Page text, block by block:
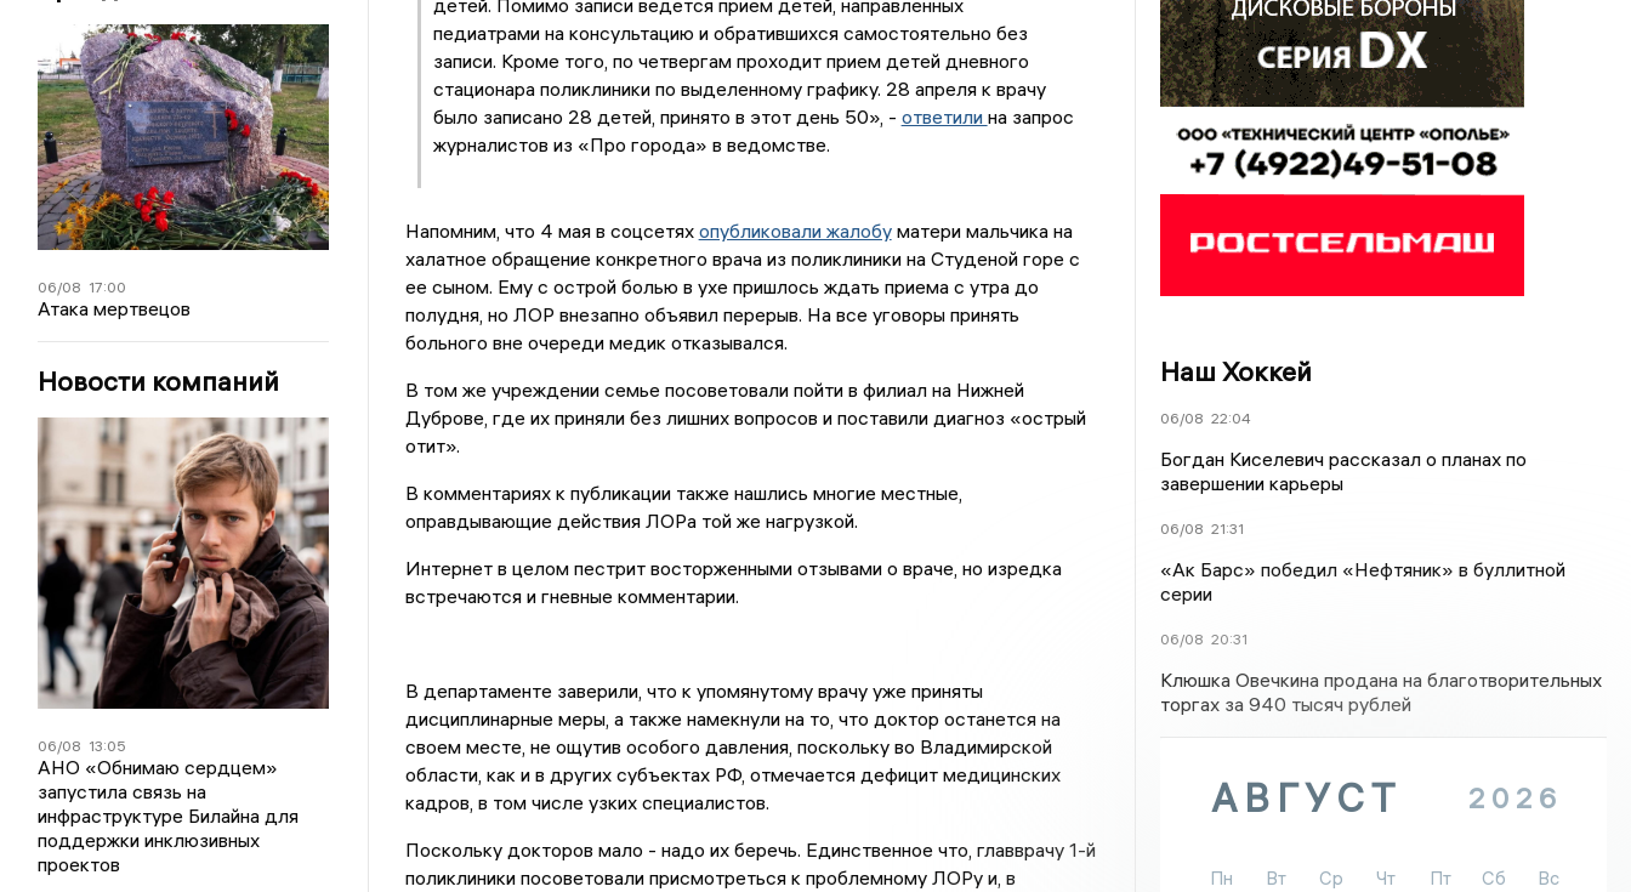
06/08 17:00
Атака мертвецов
Новости компаний
06/08 13:05
АНО «Обнимаю сердцем»
запустила связь на
инфраструктуре Билайна для
поддержки инклюзивных
проектов
детей. Помимо записи ведется прием детей, направленных
педиатрами на консультацию и обратившихся самостоятельно без
записи. Кроме того, по четвергам проходит прием детей дневного
стационара поликлиники по выделенному графику. 28 апреля к врачу
было записано 28 детей, принято в этот день 50», - ответили на запрос
журналистов из «Про города» в ведомстве.
Напомним, что 4 мая в соцсетях опубликовали жалобуматери мальчика на
халатное обращение конкретного врача из поликлиники на Студеной горе с
ее сыном. Ему с острой болью в ухе пришлось ждать приема с утра до
полудня, но ЛОР внезапно объявил перерыв. На все уговоры принять
больного вне очереди медик отказывался.
В том же учреждении семье посоветовали пойти в филиал на Нижней
Дуброве, где их приняли без лишних вопросов и поставили диагноз «острый
отит».
В комментариях к публикации также нашлись многие местные,
оправдывающие действия ЛОРа той же нагрузкой.
Интернет в целом пестрит восторженными отзывами о враче, но изредка
встречаются и гневные комментарии.
В департаменте заверили, что к упомянутому врачу уже приняты
дисциплинарные меры, а также намекнули на то, что доктор останется на
своем месте, не ощутив особого давления, поскольку во Владимирской
области, как и в других субъектах РФ, отмечается дефицит медицинских
кадров, в том числе узких специалистов.
Поскольку докторов мало - надо их беречь. Единственное что, главврачу 1-й
поликлиники посоветовали присмотреться к проблемному ЛОРу и, в
Наш Хоккей
06/08 22:04
Богдан Киселевич рассказал о планах по
завершении карьеры
06/08 21:31
«Ак Барс» победил «Нефтяник» в буллитной
серии
06/08 20:31
Клюшка Овечкина продана на благотворительных
торгах за 940 тысяч рублей
АВГУСТ 2026
Пн Вт Ср Чт Пт Сб
Вс